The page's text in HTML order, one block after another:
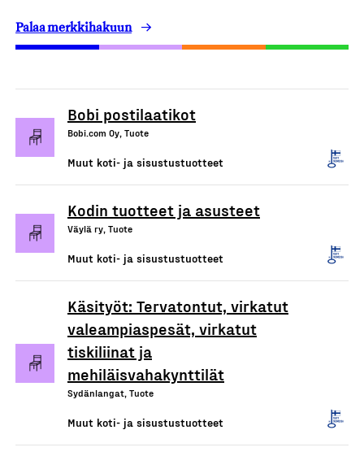
Palaa merkkihakuun
Bobi postilaatikot
Bobi.com Oy, Tuote
Muut koti- ja sisustustuotteet
Kodin tuotteet ja asusteet
Väylä ry, Tuote
Muut koti- ja sisustustuotteet
Käsityöt: Tervatontut, virkatut
valeampiaspesät, virkatut
tiskiliinat ja
mehiläisvahakynttilät
Sydänlangat, Tuote
Muut koti- ja sisustustuotteet